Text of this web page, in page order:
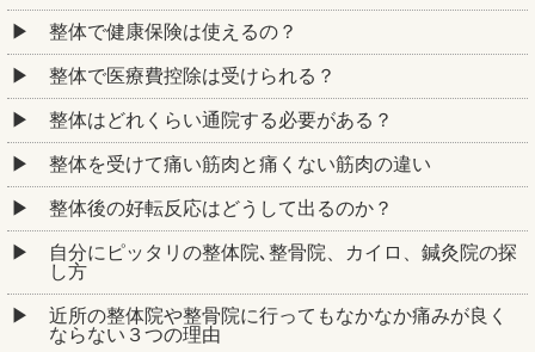
整体で健康保険は使えるの？
整体で医療費控除は受けられる？
整体はどれくらい通院する必要がある？
整体を受けて痛い筋肉と痛くない筋肉の違い
整体後の好転反応はどうして出るのか？
自分にピッタリの整体院､整骨院、カイロ、鍼灸院の探
し方
近所の整体院や整骨院に行ってもなかなか痛みが良く
ならない３つの理由